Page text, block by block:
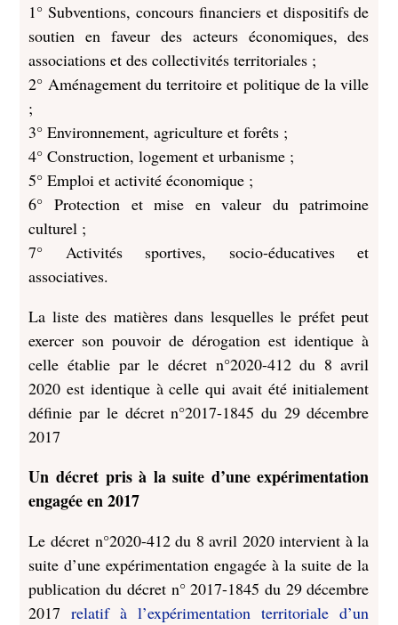
1° Subventions, concours financiers et dispositifs de
soutien en faveur des acteurs économiques, des
associations et des collectivités territoriales ;
2° Aménagement du territoire et politique de la ville
;
3° Environnement, agriculture et forêts ;
4° Construction, logement et urbanisme ;
5° Emploi et activité économique ;
6° Protection et mise en valeur du patrimoine
culturel ;
7° Activités sportives, socio-éducatives et
associatives.
La liste des matières dans lesquelles le préfet peut
exercer son pouvoir de dérogation est identique à
celle établie par le décret n°2020-412 du 8 avril
2020 est identique à celle qui avait été initialement
définie par le décret n°2017-1845 du 29 décembre
2017
Un décret pris à la suite d’une expérimentation
engagée en 2017
Le décret n°2020-412 du 8 avril 2020 intervient à la
suite d’une expérimentation engagée à la suite de la
publication du décret n° 2017-1845 du 29 décembre
2017relatif à l’expérimentation territoriale d’un